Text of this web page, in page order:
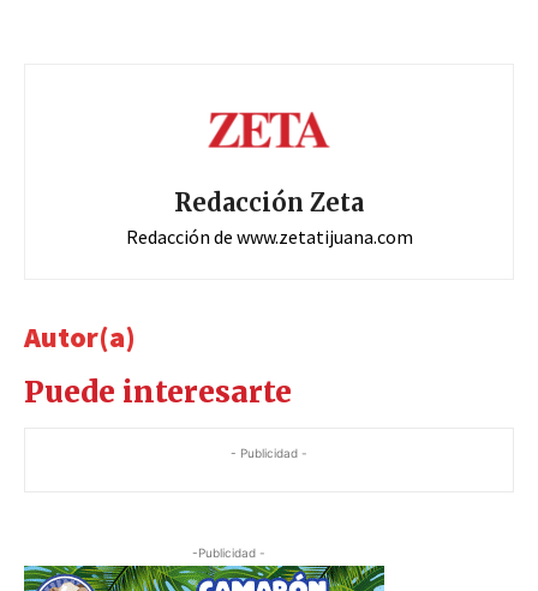
Redacción Zeta
Redacción de www.zetatijuana.com
Autor(a)
Puede interesarte
- Publicidad -
-Publicidad -